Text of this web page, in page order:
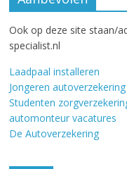
Ook op deze site staan/
specialist.nl
Laadpaal installeren
Jongeren
Studenten
automonteur vacatures
De Autoverzekering